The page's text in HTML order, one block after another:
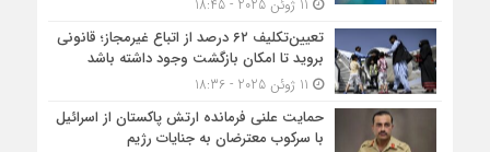
تعیین‌تکلیف ۶۲ درصد از اتباع غیرمجاز؛ قانونی
بروید تا امکان بازگشت وجود داشته باشد
حمایت علنی فرمانده ارتش پاکستان از اسرائیل
با سرکوب معترضان به جنایات رژیم